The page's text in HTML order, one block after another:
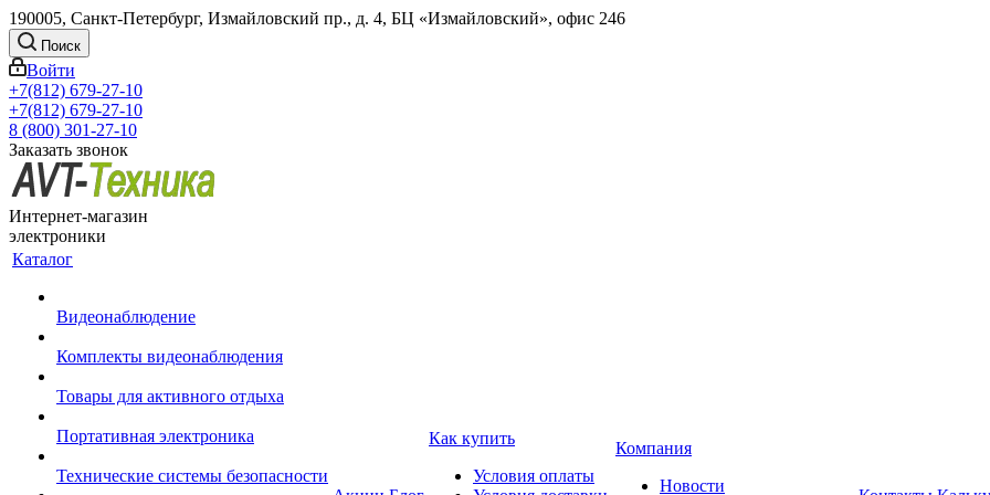
190005, Санкт-Петербург, Измайловский пр., д. 4, БЦ «Измайловский», офис 246
Поиск
Войти
+7(812) 679-27-10
+7(812) 679-27-10
8 (800) 301-27-10
Заказать звонок
Интернет-магазин
электроники
Каталог
Видеонаблюдение
Комплекты видеонаблюдения
Товары для активного отдыха
Портативная электроника
Технические системы безопасности
Как купить
Условия оплаты
Компания
Новости